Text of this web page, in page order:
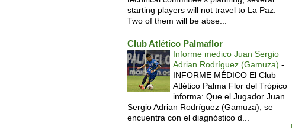
starting players will not travel to La Paz.
Two of them will be abse...
Club Atlético Palmaflor
Informe medico Juan Sergio
Adrian Rodríguez (Gamuza) -
INFORME MÉDICO El Club
Atlético Palma Flor del Trópico
informa: Que el Jugador Juan
Sergio Adrian Rodríguez (Gamuza), se
encuentra con el diagnóstico d...